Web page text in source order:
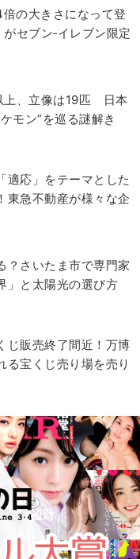
の大きさになって登
セブン‐イレブン限定
上、立像は19匹 日本
モン”を巡る謎解き
適応」をテーマとした
東急不動産が様々な企
？さいたま市で専門家
」と太陽光の選び方
じ販売終了間近！万博
る宝くじ売り場を売り